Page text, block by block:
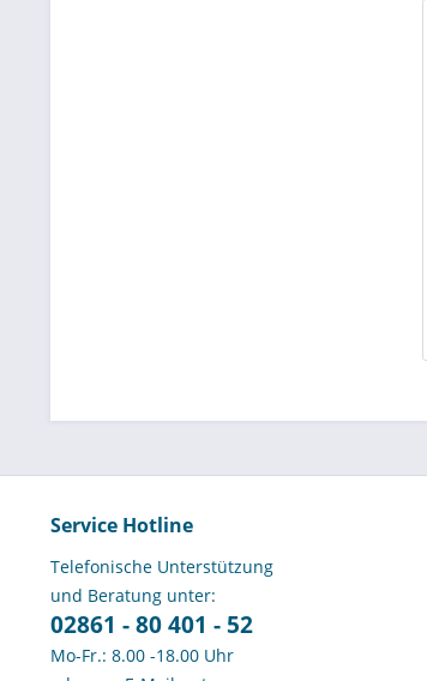
Service Hotline
Telefonische Unterstützung
und Beratung unter:
02861 - 80 401 - 52
Mo-Fr.: 8.00 -18.00 Uhr